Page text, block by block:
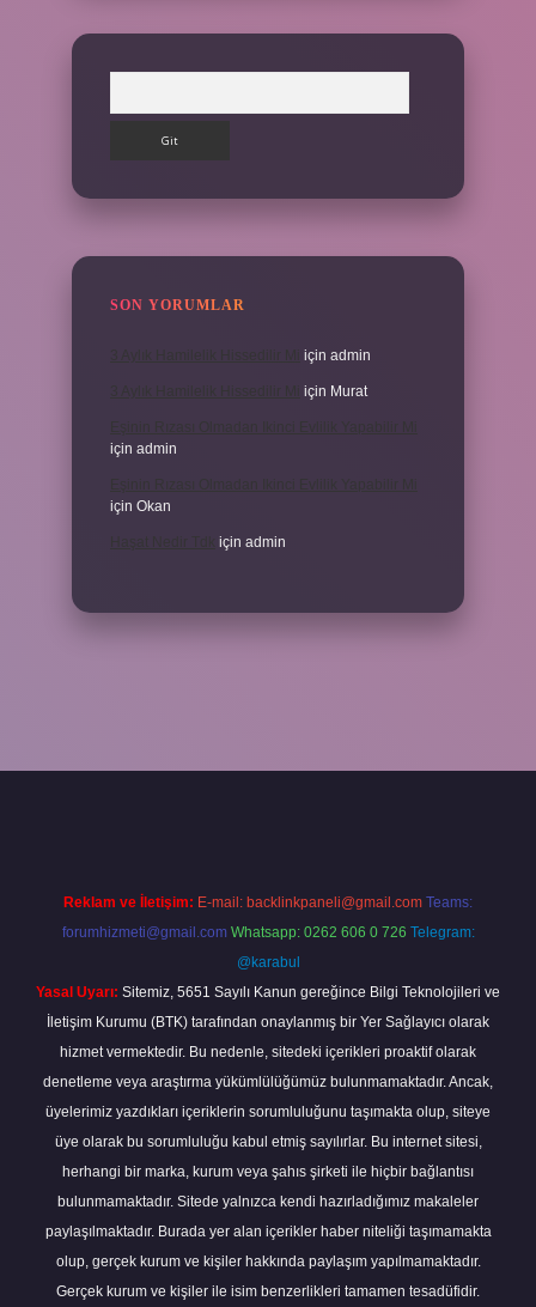
SON YORUMLAR
için admin
için Murat
için admin
için Okan
için admin
Reklam ve İletişim: E-mail: backlinkpaneli@gmail.com Teams:
forumhizmeti@gmail.com Whatsapp: 0262 606 0 726 Telegram:
@karabul
Yasal Uyarı: Sitemiz, 5651 Sayılı Kanun gereğince Bilgi Teknolojileri ve
İletişim Kurumu (BTK) tarafından onaylanmış bir Yer Sağlayıcı olarak
hizmet vermektedir. Bu nedenle, sitedeki içerikleri proaktif olarak
denetleme veya araştırma yükümlülüğümüz bulunmamaktadır. Ancak,
üyelerimiz yazdıkları içeriklerin sorumluluğunu taşımakta olup, siteye
üye olarak bu sorumluluğu kabul etmiş sayılırlar. Bu internet sitesi,
herhangi bir marka, kurum veya şahıs şirketi ile hiçbir bağlantısı
bulunmamaktadır. Sitede yalnızca kendi hazırladığımız makaleler
paylaşılmaktadır. Burada yer alan içerikler haber niteliği taşımamakta
olup, gerçek kurum ve kişiler hakkında paylaşım yapılmamaktadır.
Gerçek kurum ve kişiler ile isim benzerlikleri tamamen tesadüfidir.